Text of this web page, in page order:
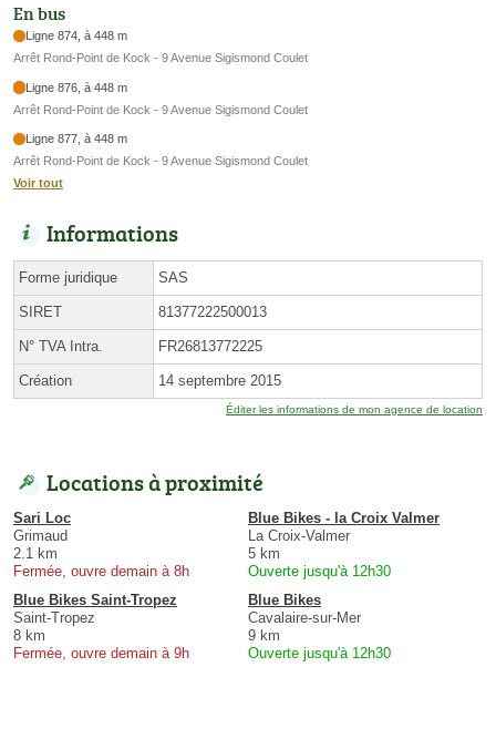
En bus
Ligne 874, à 448 m
Arrêt Rond-Point de Kock - 9 Avenue Sigismond Coulet
Ligne 876, à 448 m
Arrêt Rond-Point de Kock - 9 Avenue Sigismond Coulet
Ligne 877, à 448 m
Arrêt Rond-Point de Kock - 9 Avenue Sigismond Coulet
Voir tout
Informations
Forme juridique SAS
SIRET 81377222500013
N° TVA Intra. FR26813772225
Création 14 septembre 2015
Éditer les informations de mon agence de location
Locations à proximité
Sari Loc
Grimaud
2.1 km
Fermée, ouvre demain à 8h
Blue Bikes - la Croix Valmer
La Croix-Valmer
5 km
Ouverte jusqu'à 12h30
Blue Bikes Saint-Tropez
Saint-Tropez
8 km
Fermée, ouvre demain à 9h
Blue Bikes
Cavalaire-sur-Mer
9 km
Ouverte jusqu'à 12h30